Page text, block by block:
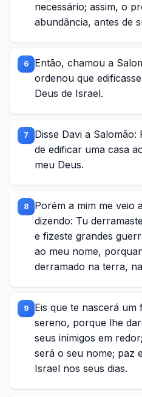
necessário; assim, o
abundância, antes de
6
Então, chamou a
ordenou que
Deus de Israel.
7
Disse Davi a
de edificar uma casa
meu Deus.
8
Porém a mim me veio
dizendo: Tu
e fizeste grandes
ao meu nome,
derramado na terra,
9
Eis que te nascerá
sereno, porque lhe
seus inimigos em
será o seu nome; paz
Israel nos seus dias.